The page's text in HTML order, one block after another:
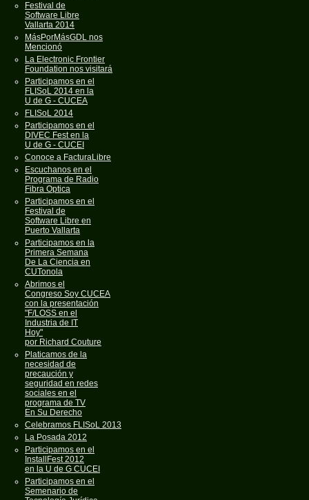
Festival de
Software Libre
Vallarta 2014
MásPorMásGDL nos
Mencionó
La Electronic Frontier
Foundation nos visitará
Participamos en el
FLISoL 2014 en la
U de G - CUCEA
FLISoL 2014
Participamos en el
DIVEC Fest en la
U de G - CUCEI
Conoce a FacturaLibre
Escuchanos en el
Programa de Radio
Fibra Optica
Participamos en el
Festival de
Software Libre en
Puerto Vallarta
Participamos en la
Primera Semana
De La Ciencia en
CUTonola
Abrimos el
Congreso Soy CUCEA
con la presentación
"F/LOSS en el
Industria de IT
Hoy"
por Richard Couture
Platicamos de la
necesidad de
precaución y
seguridad en redes
sociales en el
programa de TV
En Su Derecho
Celebramos FLISoL 2013
La Posada 2012
Participamos en el
InstallFest 2012
en la U de G CUCEI
Participamos en el
Semenario de